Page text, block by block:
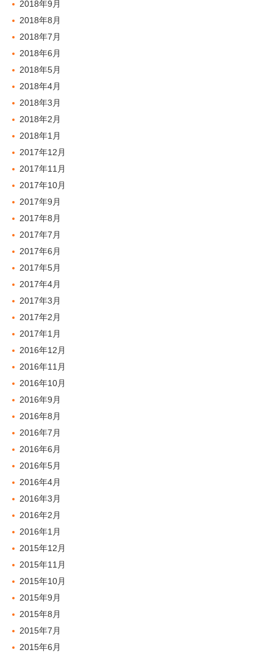
2018年9月
2018年8月
2018年7月
2018年6月
2018年5月
2018年4月
2018年3月
2018年2月
2018年1月
2017年12月
2017年11月
2017年10月
2017年9月
2017年8月
2017年7月
2017年6月
2017年5月
2017年4月
2017年3月
2017年2月
2017年1月
2016年12月
2016年11月
2016年10月
2016年9月
2016年8月
2016年7月
2016年6月
2016年5月
2016年4月
2016年3月
2016年2月
2016年1月
2015年12月
2015年11月
2015年10月
2015年9月
2015年8月
2015年7月
2015年6月